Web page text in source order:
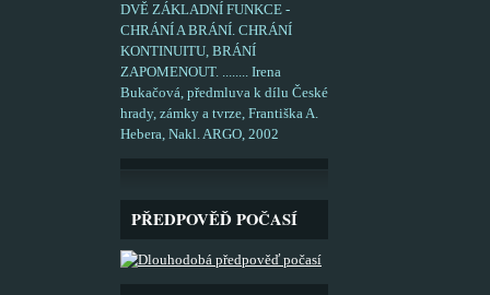
DVĚ ZÁKLADNÍ FUNKCE -
CHRÁNÍ A BRÁNÍ. CHRÁNÍ
KONTINUITU, BRÁNÍ
ZAPOMENOUT. ........ Irena
Bukačová, předmluva k dílu České
hrady, zámky a tvrze, Františka A.
Hebera, Nakl. ARGO, 2002
PŘEDPOVĚĎ POČASÍ